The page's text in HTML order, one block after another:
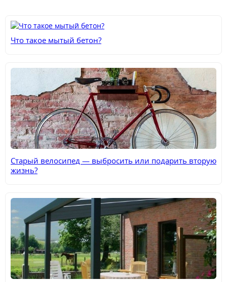
Что такое мытый бетон?
Старый велосипед — выбросить или подарить вторую
жизнь?